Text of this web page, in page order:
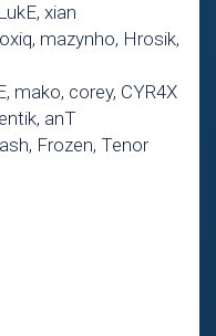
xian
mazynho, Hrosik,
mako, corey, CYR4X
anT
Frozen, Tenor